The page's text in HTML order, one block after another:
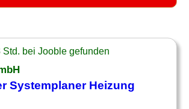
Std. bei Jooble gefunden
SystemplanerHeizung